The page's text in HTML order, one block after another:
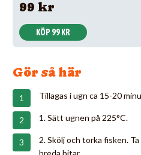
99 kr
KÖP 99 KR
Gör så här
Tillagas i ugn ca 15-20
1. Sätt ugnen på 225°C.
2. Skölj och torka fisken.
breda bitar.